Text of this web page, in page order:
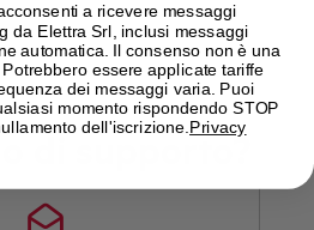
di supporto?
a ricevere messaggi
da Elettra Srl, inclusi messaggi
automatica. Il consenso non è una
essere applicate tariffe
dei messaggi varia. Puoi
momento rispondendo STOP
dell'iscrizione. Privacy